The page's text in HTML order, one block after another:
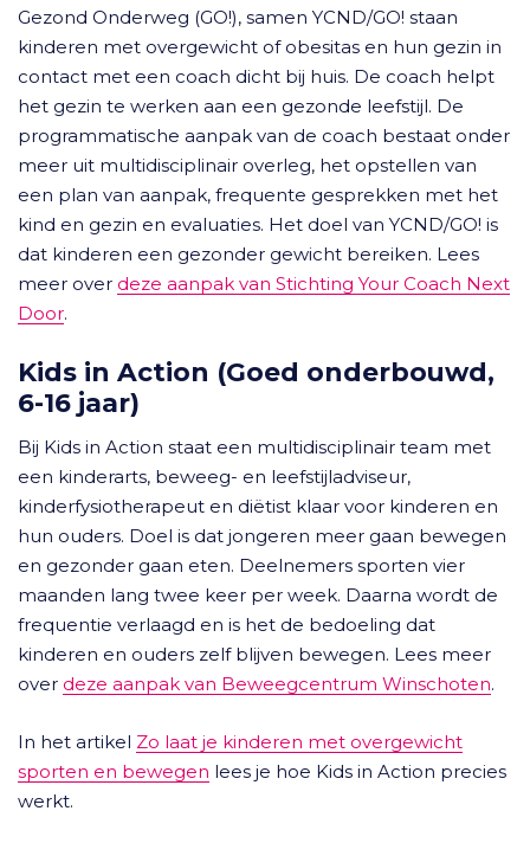
Gezond Onderweg (GO!), samen YCND/GO! staan
kinderen met overgewicht of obesitas en hun gezin in
contact met een coach dicht bij huis. De coach helpt
het gezin te werken aan een gezonde leefstijl. De
programmatische aanpak van de coach bestaat onder
meer uit multidisciplinair overleg, het opstellen van
een plan van aanpak, frequente gesprekken met het
kind en gezin en evaluaties. Het doel van YCND/GO! is
dat kinderen een gezonder gewicht bereiken. Lees
meer over deze aanpak van Stichting Your Coach Next
Door.
Kids in Action (Goed onderbouwd,
6-16 jaar)
Bij Kids in Action staat een multidisciplinair team met
een kinderarts, beweeg- en leefstijladviseur,
kinderfysiotherapeut en diëtist klaar voor kinderen en
hun ouders. Doel is dat jongeren meer gaan bewegen
en gezonder gaan eten. Deelnemers sporten vier
maanden lang twee keer per week. Daarna wordt de
frequentie verlaagd en is het de bedoeling dat
kinderen en ouders zelf blijven bewegen. Lees meer
over deze aanpak van Beweegcentrum Winschoten.
In het artikel Zo laat je kinderen met overgewicht
sporten en bewegen lees je hoe Kids in Action precies
werkt.